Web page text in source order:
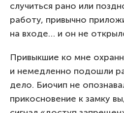
случиться рано или
работу, привычно
на входе… и он не
Привыкшие ко мне
и немедленно подошли
дело. Биочип не
прикосновение к замку